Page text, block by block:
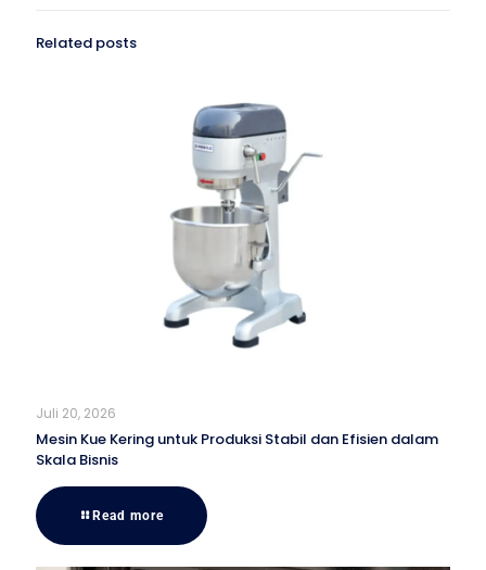
Related posts
Juli 20, 2026
Mesin Kue Kering untuk Produksi Stabil dan Efisien dalam
Skala Bisnis
Read more